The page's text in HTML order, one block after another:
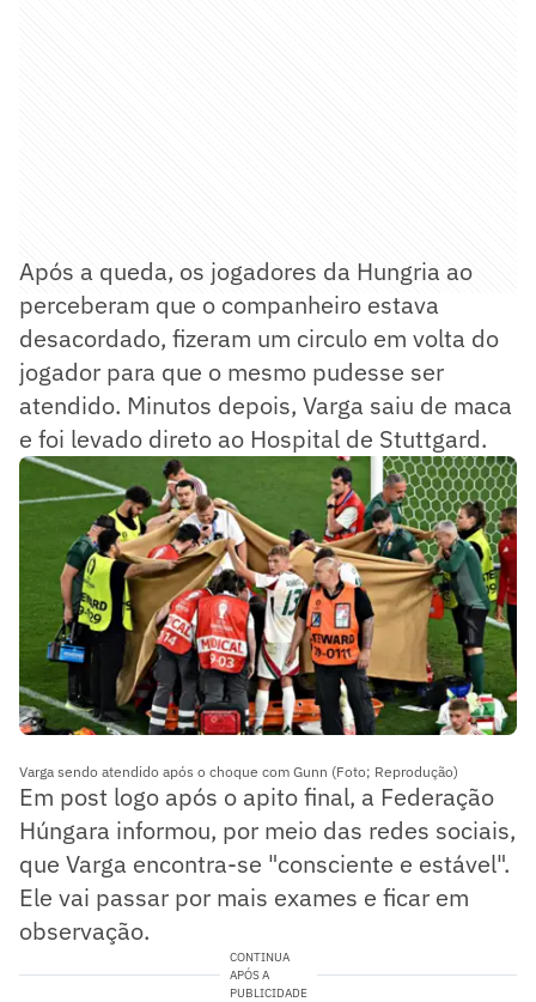
Após a queda, os jogadores da Hungria ao
perceberam que o companheiro estava
desacordado, fizeram um circulo em volta do
jogador para que o mesmo pudesse ser
atendido. Minutos depois, Varga saiu de maca
e foi levado direto ao Hospital de Stuttgard.
Varga sendo atendido após o choque com Gunn (Foto; Reprodução)
Em post logo após o apito final, a Federação
Húngara informou, por meio das redes sociais,
que Varga encontra-se "consciente e estável".
Ele vai passar por mais exames e ficar em
observação.
CONTINUA
APÓS A
PUBLICIDADE